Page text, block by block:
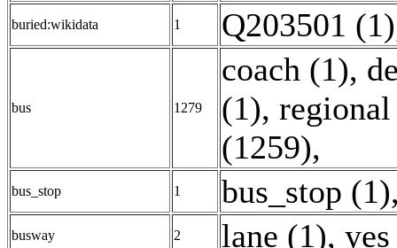
buried:wikidata 1 Q203501 (1)
bus 1279
coach (1),
(1),
(1259),
bus_stop 1 bus_stop (1)
busway 2 lane (1),